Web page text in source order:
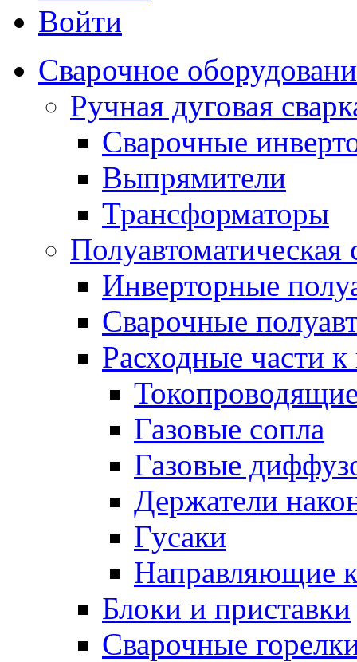
Войти
Сварочное
Ручная дуговая
Сварочные
Выпрямители
Трансформаторы
Инверторные
Сварочные
Расходные части
Газовые сопла
Газовые
Держатели
Гусаки
Направляющие
Блоки и приставки
Сварочные